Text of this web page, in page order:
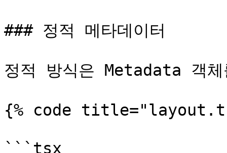
### 정적 메타데이터
정적 방식은 Metadata 객
{% code
```tsx